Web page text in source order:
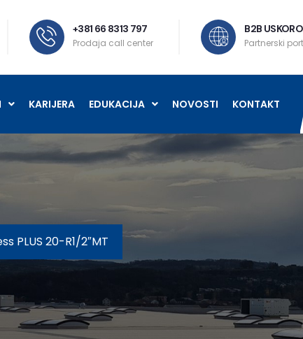
+381 66 8313 797
Prodaja call center
B2B USKORO
Partnerski
KARIJERA EDUKACIJA NOVOSTI KONTAKT
PLUS 20-R1/2″MT